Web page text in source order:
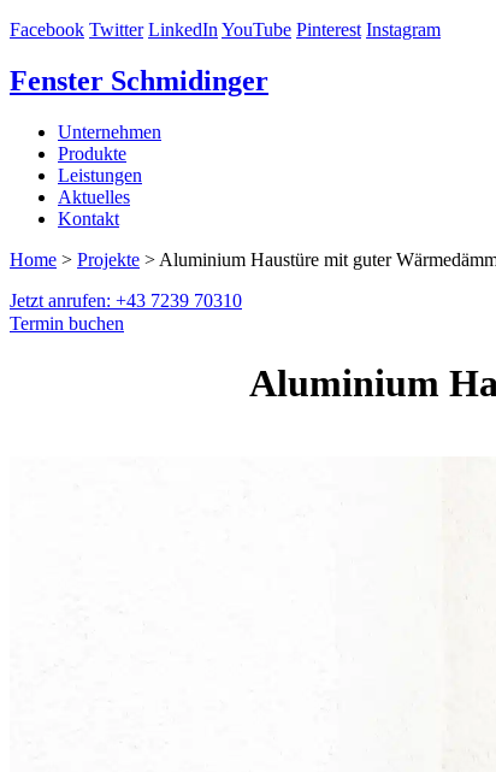
Facebook Twitter LinkedInYouTube Pinterest Instagram
Fenster Schmidinger
Unternehmen
Produkte
Leistungen
Aktuelles
Kontakt
Home > Projekte > Aluminium Haustüre mit guter
Jetzt anrufen: +43 7239 70310
Termin buchen
Aluminium